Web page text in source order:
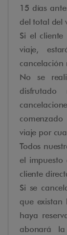
15 días
del total del
Si el
viaje,
No se
viaje por
Todos
el
cliente
Si se
que
haya
abonará